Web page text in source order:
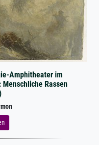
Amphitheater im
Rassen